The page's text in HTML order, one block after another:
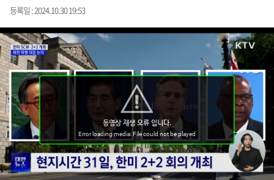
등록일 : 2024.10.30 19:53